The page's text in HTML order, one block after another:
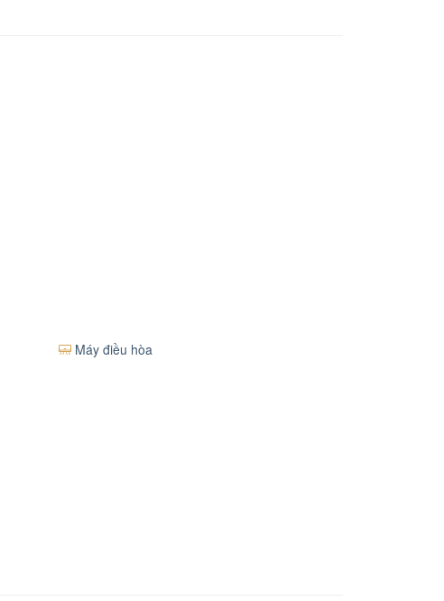
Máy điều hòa